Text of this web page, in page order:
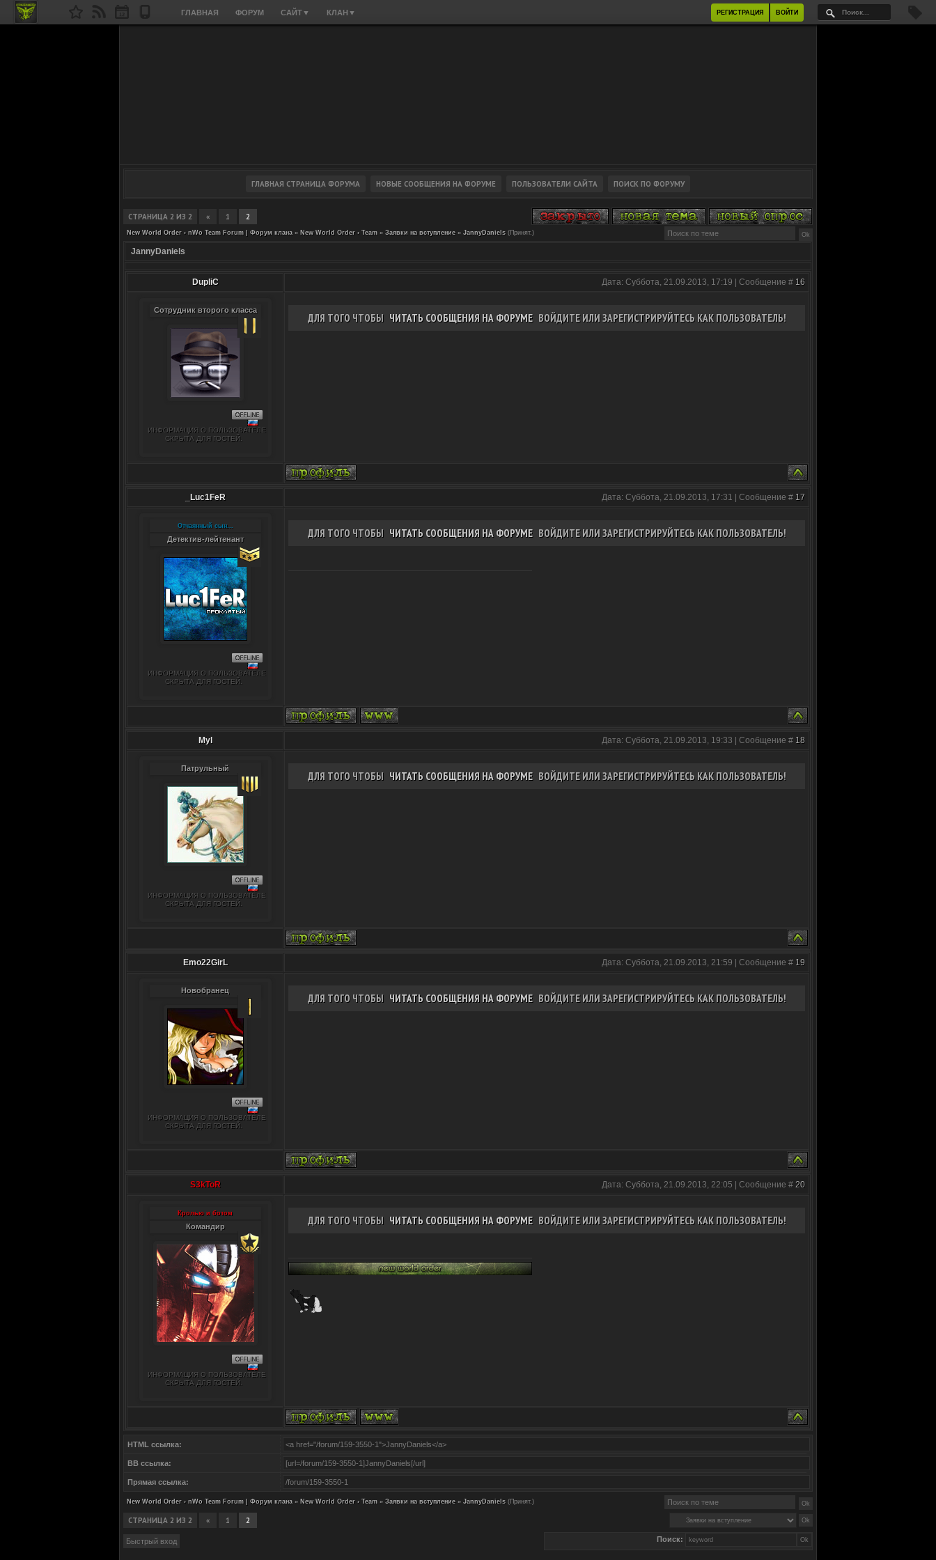
ГЛАВНАЯ ФОРУМ САЙТ▼ КЛАН ▼ РЕГИСТРАЦИЯ ВОЙТИ
СТРАНИЦА 2 ИЗ 2 « 1 2
New World Order › nWo Team Forum | Форум клана » New World Order › Team » Заявки на вступление » JannyDaniels (Принят.)
JannyDaniels
DupliC Дата: Суббота, 21.09.2013, 17:19 | Сообщение # 16
Сотрудник второго класса
ИНФОРМАЦИЯ О ПОЛЬЗОВАТЕЛЕ
СКРЫТА ДЛЯ ГОСТЕЙ.
ДЛЯ ТОГО ЧТОБЫ ЧИТАТЬ СООБЩЕНИЯ НА ФОРУМЕ ВОЙДИТЕ ИЛИ ЗАРЕГИСТРИРУЙТЕСЬ КАК ПОЛЬЗОВАТЕЛЬ!
_Luc1FeR Дата: Суббота, 21.09.2013, 17:31 | Сообщение # 17
Отчаянный сын...
Детектив-лейтенант
ИНФОРМАЦИЯ О ПОЛЬЗОВАТЕЛЕ
СКРЫТА ДЛЯ ГОСТЕЙ.
ДЛЯ ТОГО ЧТОБЫ ЧИТАТЬ СООБЩЕНИЯ НА ФОРУМЕ ВОЙДИТЕ ИЛИ ЗАРЕГИСТРИРУЙТЕСЬ КАК ПОЛЬЗОВАТЕЛЬ!
Myl Дата: Суббота, 21.09.2013, 19:33 | Сообщение # 18
Патрульный
ИНФОРМАЦИЯ О ПОЛЬЗОВАТЕЛЕ
СКРЫТА ДЛЯ ГОСТЕЙ.
ДЛЯ ТОГО ЧТОБЫ ЧИТАТЬ СООБЩЕНИЯ НА ФОРУМЕ ВОЙДИТЕ ИЛИ ЗАРЕГИСТРИРУЙТЕСЬ КАК ПОЛЬЗОВАТЕЛЬ!
Emo22GirL Дата: Суббота, 21.09.2013, 21:59 | Сообщение # 19
Новобранец
ИНФОРМАЦИЯ О ПОЛЬЗОВАТЕЛЕ
СКРЫТА ДЛЯ ГОСТЕЙ.
ДЛЯ ТОГО ЧТОБЫ ЧИТАТЬ СООБЩЕНИЯ НА ФОРУМЕ ВОЙДИТЕ ИЛИ ЗАРЕГИСТРИРУЙТЕСЬ КАК ПОЛЬЗОВАТЕЛЬ!
S3kToR Дата: Суббота, 21.09.2013, 22:05 | Сообщение # 20
Кролью и ботом
Командир
ИНФОРМАЦИЯ О ПОЛЬЗОВАТЕЛЕ
СКРЫТА ДЛЯ ГОСТЕЙ.
ДЛЯ ТОГО ЧТОБЫ ЧИТАТЬ СООБЩЕНИЯ НА ФОРУМЕ ВОЙДИТЕ ИЛИ ЗАРЕГИСТРИРУЙТЕСЬ КАК ПОЛЬЗОВАТЕЛЬ!
HTML ссылка:
BB ссылка:
Прямая ссылка:
New World Order › nWo Team Forum | Форум клана » New World Order › Team » Заявки на вступление » JannyDaniels (Принят.)
СТРАНИЦА 2 ИЗ 2 « 1 2
Поиск: